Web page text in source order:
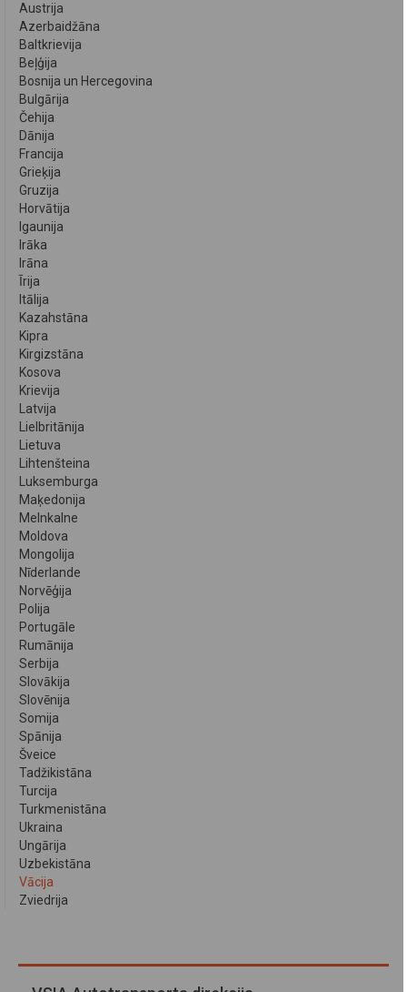
Austrija
Azerbaidžāna
Baltkrievija
Beļģija
Bosnija un Hercegovina
Bulgārija
Čehija
Dānija
Francija
Grieķija
Gruzija
Horvātija
Igaunija
Irāka
Irāna
Īrija
Itālija
Kazahstāna
Kipra
Kirgizstāna
Kosova
Krievija
Latvija
Lielbritānija
Lietuva
Lihtenšteina
Luksemburga
Maķedonija
Melnkalne
Moldova
Mongolija
Nīderlande
Norvēģija
Polija
Portugāle
Rumānija
Serbija
Slovākija
Slovēnija
Somija
Spānija
Šveice
Tadžikistāna
Turcija
Turkmenistāna
Ukraina
Ungārija
Uzbekistāna
Vācija
Zviedrija